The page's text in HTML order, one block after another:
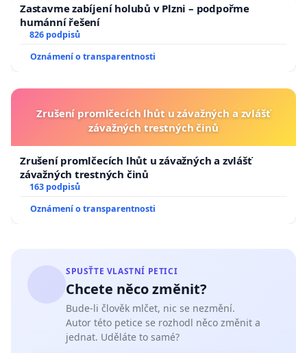
Zastavme zabíjení holubů v Plzni – podpořme
humánní řešení
826 podpisů
Oznámení o transparentnosti
Zrušení promlčecích lhůt u závažných a zvlášť
závažných trestných činů
Zrušení promlčecích lhůt u závažných a zvlášť
závažných trestných činů
163 podpisů
Oznámení o transparentnosti
SPUSŤTE VLASTNÍ PETICI
Chcete něco změnit?
Bude-li člověk mlčet, nic se nezmění.
Autor této petice se rozhodl něco změnit a
jednat. Uděláte to samé?